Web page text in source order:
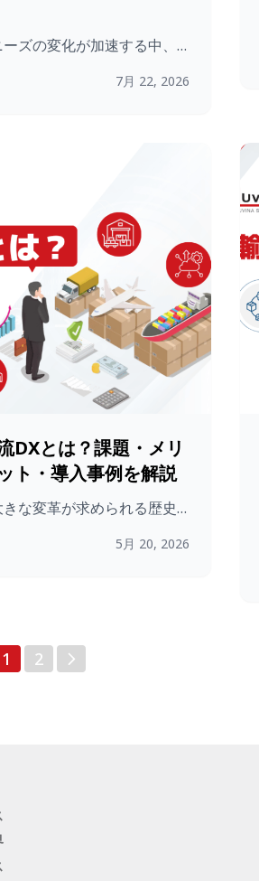
ズの変化が加速する中、…
7月 22, 2026
DXとは？課題・メリ
ト・導入事例を解説
な変革が求められる歴史…
5月 20, 2026
投1 2